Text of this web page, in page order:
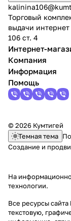
Торговый
выдачи
106 ст. 4
Интернет-
Компания
Информация
Помощь
© 2026 Кумтигей
Темная тема
Создание и
На
технологии.
Все ресурсы
текстовую,